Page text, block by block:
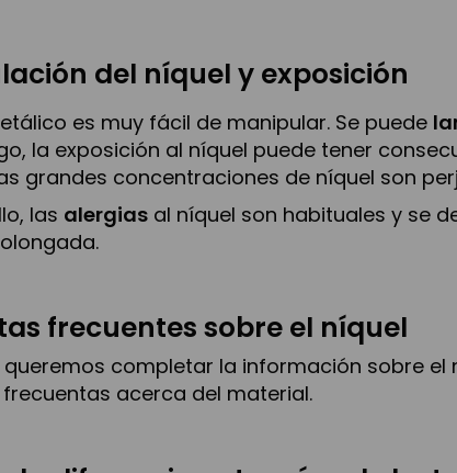
del níquel y exposición
es muy fácil de manipular. Se puede
la exposición al níquel puede tener
grandes concentraciones de níquel son
las alergias al níquel son habituales y se
frecuentes sobre el níquel
queremos completar la información sobre
acerca del material.